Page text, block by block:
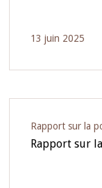
13 juin 2025
Rapport sur la
Rapport sur